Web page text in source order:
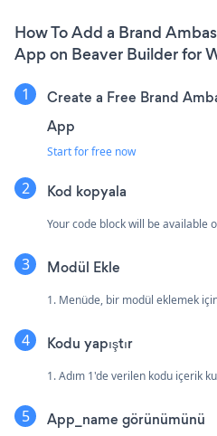
How To Add a Brand
App on Beaver Builder for
Create a Free Brand
App
Start for free now
Kod kopyala
Your code block will be available
Modül Ekle
1. Menüde, bir modül eklemek
Kodu yapıştır
1. Adım 1'de verilen kodu içerik
App_name görünümünü